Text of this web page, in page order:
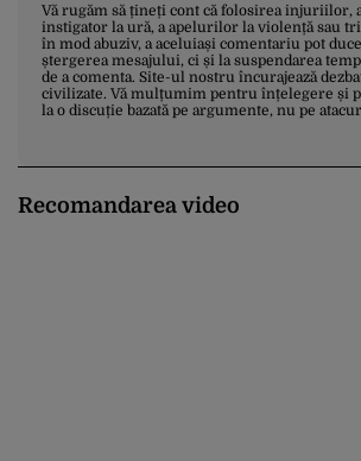
Vă rugăm să țineți cont că folosirea injuriilor,
instigator la ură, a apelurilor la violență sau
în mod abuziv, a aceluiași comentariu pot
ștergerea mesajului, ci și la suspendarea
de a comenta. Site-ul nostru încurajează
civilizate. Vă mulțumim pentru înțelegere și
la o discuție bazată pe argumente, nu pe
Recomandarea video